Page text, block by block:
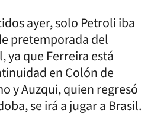
ayer, solo Petroli iba
pretemporada del
que Ferreira está
en Colón de
y Auzqui, quien regresó
se irá a jugar a Brasil.